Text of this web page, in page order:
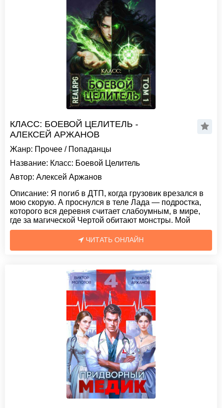
КЛАСС: БОЕВОЙ ЦЕЛИТЕЛЬ -
АЛЕКСЕЙ АРЖАНОВ
Жанр: Прочее / Попаданцы
Название: Класс: Боевой Целитель
Автор: Алексей Аржанов
Описание: Я погиб в ДТП, когда грузовик врезался в
мою скорую. А проснулся в теле Лада — подростка,
которого вся деревня считает слабоумным, в мире,
где за магической Чертой обитают монстры. Мой
ЧИТАТЬ ОНЛАЙН